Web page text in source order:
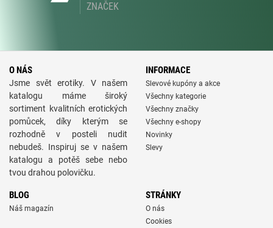
ZNAČEK
O NÁS
Jsme svět erotiky. V našem
katalogu máme široký
sortiment kvalitních erotických
pomůcek, díky kterým se
rozhodně v posteli nudit
nebudeš. Inspiruj se v našem
katalogu a potěš sebe nebo
tvou drahou polovičku.
INFORMACE
Slevové kupóny a akce
Všechny kategorie
Všechny značky
Všechny e-shopy
Novinky
Slevy
BLOG
Náš magazín
STRÁNKY
O nás
Cookies